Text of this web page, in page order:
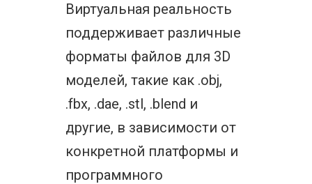
Виртуальная реальность
поддерживает различные
форматы файлов для 3D
моделей, такие как .obj,
.fbx, .dae, .stl, .blend и
другие, в зависимости от
конкретной платформы и
программного